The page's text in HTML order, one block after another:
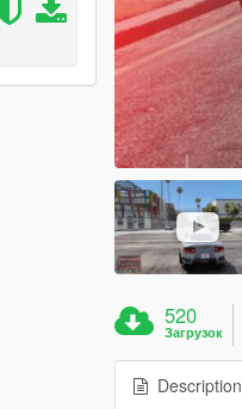
520
Загрузок
Description